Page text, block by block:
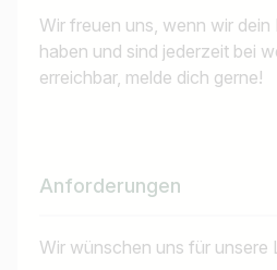
Wir freuen uns, wenn wir
haben und sind jederzeit bei
erreichbar, melde dich gerne!
Anforderungen
Wir wünschen uns für unsere